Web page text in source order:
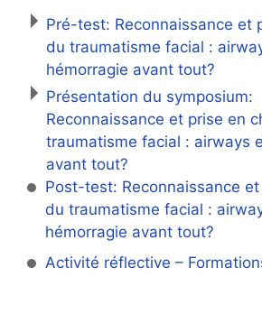
Pré-test: Reconnaissance et
du traumatisme facial :
hémorragie avant tout?
Présentation du symposium:
Reconnaissance et prise en
traumatisme facial : airways
avant tout?
Post-test: Reconnaissance
du traumatisme facial :
hémorragie avant tout?
Activité réflective –